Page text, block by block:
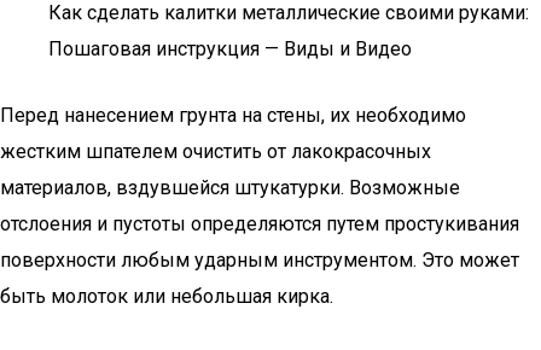
Как сделать калитки металлические своими руками:
Пошаговая инструкция — Виды и Видео
Перед нанесением грунта на стены, их необходимо
жестким шпателем очистить от лакокрасочных
материалов, вздувшейся штукатурки. Возможные
отслоения и пустоты определяются путем простукивания
поверхности любым ударным инструментом. Это может
быть молоток или небольшая кирка.